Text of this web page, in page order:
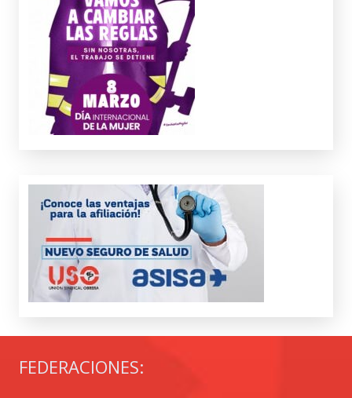
FEDERACIONES: